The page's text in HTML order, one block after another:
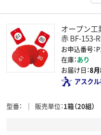
オープン工
赤 BF-153-
お申込番号：
在庫：あり
お届け日：8月
アスク
型番 販売単位 1箱（20組）